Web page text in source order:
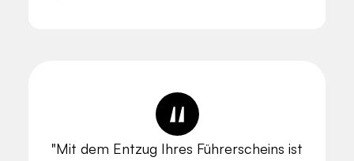
"Mit dem Entzug Ihres Führerscheins ist